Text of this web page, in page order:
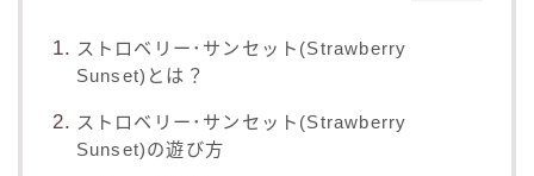
ストロベリー･サンセット(Strawberry
Sunset)とは？
ストロベリー･サンセット(Strawberry
Sunset)の遊び方